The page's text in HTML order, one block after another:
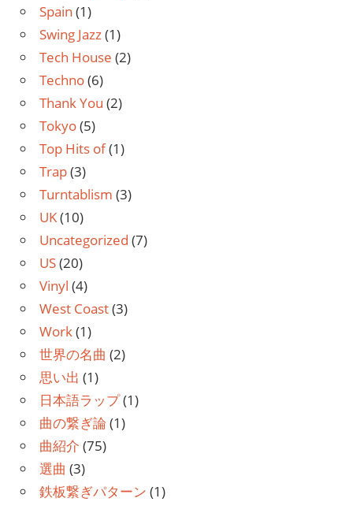
Spain (1)
Swing Jazz(1)
Tech House (2)
Techno(6)
Thank You (2)
Tokyo(5)
Top Hits of(1)
Trap(3)
Turntablism (3)
UK(10)
Uncategorized (7)
US(20)
Vinyl (4)
West Coast(3)
Work(1)
世界の名曲 (2)
思い出 (1)
日本語ラップ(1)
曲の繋ぎ論 (1)
曲紹介 (75)
選曲 (3)
鉄板繋ぎパターン (1)